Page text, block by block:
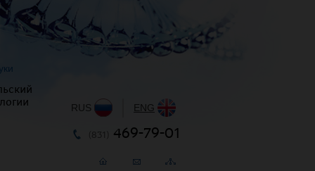
RUS ENG
469-79-01